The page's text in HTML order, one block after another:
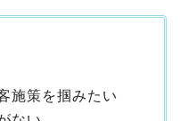
施策を掴みたい